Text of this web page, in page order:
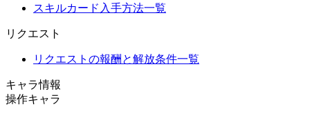
スキルカード入手方法一覧
リクエスト
リクエストの報酬と解放条件一覧
キャラ情報
操作キャラ